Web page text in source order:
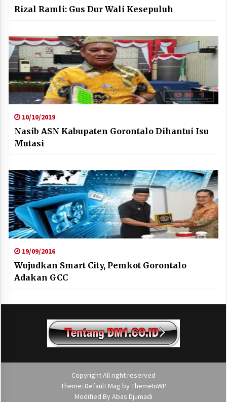
Rizal Ramli: Gus Dur Wali Kesepuluh
10/10/2019
Nasib ASN Kabupaten Gorontalo Dihantui Isu
Mutasi
19/09/2016
Wujudkan Smart City, Pemkot Gorontalo
Adakan GCC
Copyright All right reserved
Theme: Default Mag by ThemeInWP
Modified By Abas Djumadi